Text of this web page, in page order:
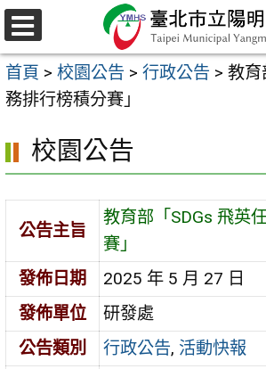
跳
至
主
要
容
區
選
單
首頁 > 校園公告 > 行政公告 > 教育
務排行榜積分賽」
校園公告
公告主旨
教育部「SDGs 飛英
賽」
發佈日期
2025 年 5 月 27 日
發佈單位
研發處
公告類別
行政公告, 活動快報